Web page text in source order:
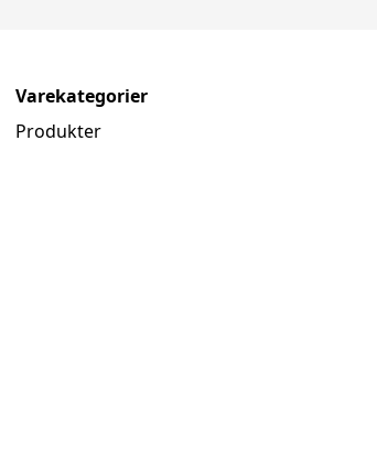
Varekategorier
Produkter